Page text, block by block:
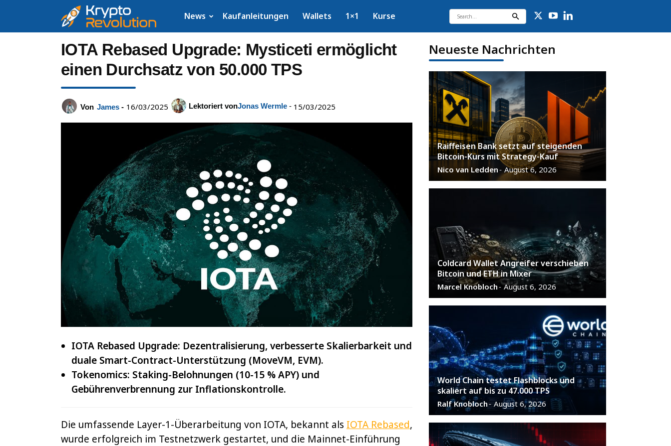
Krypto
News:
Aktuelle
Bitcoin,
XRP,
Dogecoin,
Cardano,
IOTA
und
VeChain
News Kaufanleitungen Wallets 1×1 Kurse
IOTA Rebased Upgrade: Mysticeti ermöglicht
einen Durchsatz von 50.000 TPS
Von James - 16/03/2025 Lektoriert vonJonas Wermle - 15/03/2025
IOTA Rebased Upgrade: Dezentralisierung, verbesserte Skalierbarkeit und
duale Smart-Contract-Unterstützung (MoveVM, EVM).
Tokenomics: Staking-Belohnungen (10-15 % APY) und
Gebührenverbrennung zur Inflationskontrolle.
Die umfassende Layer-1-Überarbeitung von IOTA, bekannt als IOTA Rebased,
wurde erfolgreich im Testnetzwerk gestartet, und die Mainnet-Einführung
Neueste Nachrichten
Raiffeisen Bank setzt auf steigenden
Bitcoin-Kurs mit Strategy-Kauf
Nico van Ledden- August 6, 2026
Coldcard Wallet Angreifer verschieben
Bitcoin und ETH in Mixer
Marcel Knobloch- August 6, 2026
World Chain testet Flashblocks und
skaliert auf bis zu 47.000 TPS
Ralf Knobloch- August 6, 2026